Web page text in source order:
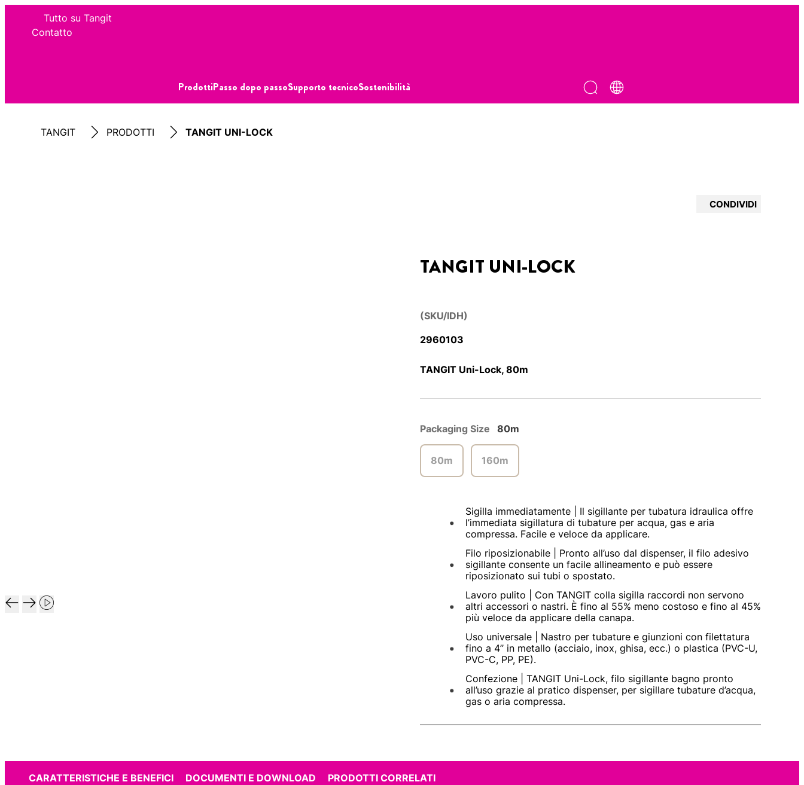
Tutto su Tangit
Contatto
ProdottiPasso dopo passoSupporto tecnicoSostenibilità
TANGIT PRODOTTI TANGIT UNI-LOCK
CONDIVIDI
TANGIT UNI-LOCK
(SKU/IDH)
2960103
TANGIT Uni-Lock, 80m
Packaging Size 80m
80m 160m
Sigilla immediatamente | Il sigillante per tubatura idraulica offre
l’immediata sigillatura di tubature per acqua, gas e aria
compressa. Facile e veloce da applicare.
Filo riposizionabile | Pronto all’uso dal dispenser, il filo adesivo
sigillante consente un facile allineamento e può essere
riposizionato sui tubi o spostato.
Lavoro pulito | Con TANGIT colla sigilla raccordi non servono
altri accessori o nastri. È fino al 55% meno costoso e fino al 45%
più veloce da applicare della canapa.
Uso universale | Nastro per tubature e giunzioni con filettatura
fino a 4’’ in metallo (acciaio, inox, ghisa, ecc.) o plastica (PVC-U,
PVC-C, PP, PE).
Confezione | TANGIT Uni-Lock, filo sigillante bagno pronto
all’uso grazie al pratico dispenser, per sigillare tubature d’acqua,
gas o aria compressa.
CARATTERISTICHE E BENEFICI DOCUMENTI E DOWNLOAD PRODOTTI CORRELATI